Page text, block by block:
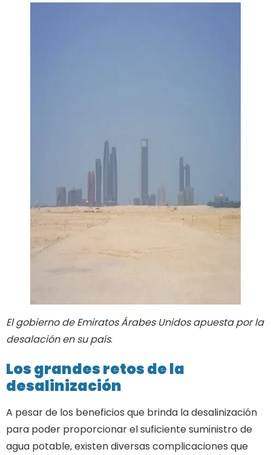
El gobierno de Emiratos Árabes Unidos apuesta por la
desalación en su país.
Los grandes retos de la
desalinización
A pesar de los beneficios que brinda la desalinización
para poder proporcionar el suficiente suministro de
agua potable, existen diversas complicaciones que